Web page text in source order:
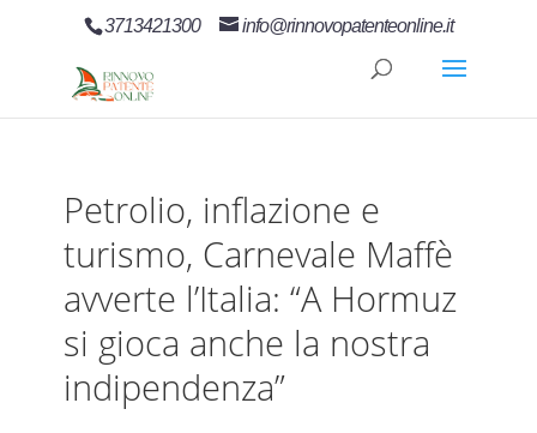
3713421300 info@rinnovopatenteonline.it
Petrolio, inflazione e
turismo, Carnevale Maffè
avverte l’Italia: “A Hormuz
si gioca anche la nostra
indipendenza”